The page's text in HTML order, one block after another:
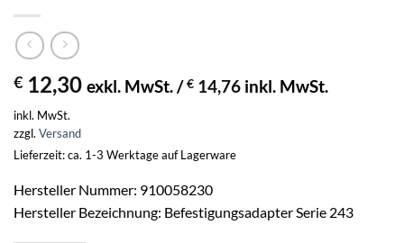
€ 12,30 exkl. MwSt. /€ 14,76 inkl. MwSt.
inkl. MwSt.
zzgl. Versand
Lieferzeit: ca. 1-3 Werktage auf Lagerware
Hersteller Nummer: 910058230
Hersteller Bezeichnung: Befestigungsadapter Serie 243